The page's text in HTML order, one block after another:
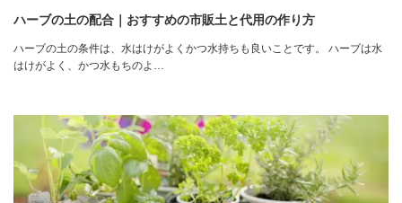
ハーブの土の配合｜おすすめの市販土と代用の作り方
ハーブの土の条件は、水はけがよくかつ水持ちも良いことです。 ハーブは水
はけがよく、かつ水もちのよ…